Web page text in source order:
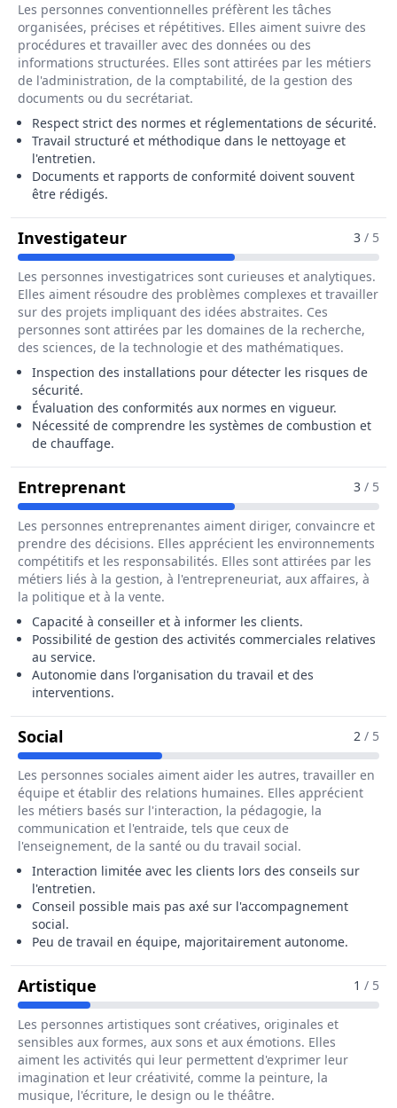
Les personnes conventionnelles préfèrent les tâches
organisées, précises et répétitives. Elles aiment suivre des
procédures et travailler avec des données ou des
informations structurées. Elles sont attirées par les métiers
de l'administration, de la comptabilité, de la gestion des
documents ou du secrétariat.
Respect strict des normes et réglementations de sécurité.
Travail structuré et méthodique dans le nettoyage et
l'entretien.
Documents et rapports de conformité doivent souvent
être rédigés.
InvestigateurPour Le Métier De Ramoneur /
3 / 5
Les personnes investigatrices sont curieuses et analytiques.
Elles aiment résoudre des problèmes complexes et travailler
sur des projets impliquant des idées abstraites. Ces
personnes sont attirées par les domaines de la recherche,
des sciences, de la technologie et des mathématiques.
Inspection des installations pour détecter les risques de
sécurité.
Évaluation des conformités aux normes en vigueur.
Nécessité de comprendre les systèmes de combustion et
de chauffage.
EntreprenantPour Le Métier De Ramoneur /
3 / 5
Les personnes entreprenantes aiment diriger, convaincre et
prendre des décisions. Elles apprécient les environnements
compétitifs et les responsabilités. Elles sont attirées par les
métiers liés à la gestion, à l'entrepreneuriat, aux affaires, à
la politique et à la vente.
Capacité à conseiller et à informer les clients.
Possibilité de gestion des activités commerciales relatives
au service.
Autonomie dans l'organisation du travail et des
interventions.
SocialPour Le Métier De Ramoneur / 2 / 5
Les personnes sociales aiment aider les autres, travailler en
équipe et établir des relations humaines. Elles apprécient
les métiers basés sur l'interaction, la pédagogie, la
communication et l'entraide, tels que ceux de
l'enseignement, de la santé ou du travail social.
Interaction limitée avec les clients lors des conseils sur
l'entretien.
Conseil possible mais pas axé sur l'accompagnement
social.
Peu de travail en équipe, majoritairement autonome.
Artistique Pour Le Métier De Ramoneur / 1 / 5
Les personnes artistiques sont créatives, originales et
sensibles aux formes, aux sons et aux émotions. Elles
aiment les activités qui leur permettent d'exprimer leur
imagination et leur créativité, comme la peinture, la
musique, l'écriture, le design ou le théâtre.